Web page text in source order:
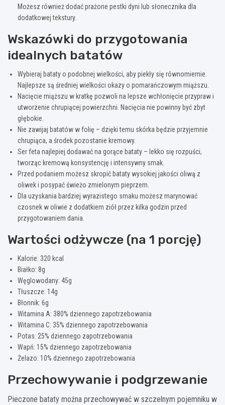
Możesz również dodać prażone pestki dyni lub słonecznika dla
dodatkowej tekstury.
Wskazówki do przygotowania
idealnych batatów
Wybieraj bataty o podobnej wielkości, aby piekły się równomiernie.
Najlepsze są średniej wielkości okazy o pomarańczowym miąższu.
Nacięcie miąższu w kratkę pozwoli na lepsze wchłonięcie przypraw i
utworzenie chrupiącej powierzchni. Nacięcia nie powinny być zbyt
głębokie.
Nie zawijaj batatów w folię – dzięki temu skórka będzie przyjemnie
chrupiąca, a środek pozostanie kremowy.
Ser feta najlepiej dodawać na gorące bataty – lekko się rozpuści,
tworząc kremową konsystencję i intensywny smak.
Przed podaniem możesz skropić bataty wysokiej jakości oliwą z
oliwek i posypać świeżo zmielonym pieprzem.
Dla uzyskania bardziej wyrazistego smaku możesz marynować
czosnek w oliwie z dodatkiem ziół przez kilka godzin przed
przygotowaniem dania.
Wartości odżywcze (na 1 porcję)
Kalorie: 320 kcal
Białko: 8g
Węglowodany: 45g
Tłuszcze: 14g
Błonnik: 6g
Witamina A: 380% dziennego zapotrzebowania
Witamina C: 35% dziennego zapotrzebowania
Potas: 25% dziennego zapotrzebowania
Wapń: 15% dziennego zapotrzebowania
Żelazo: 10% dziennego zapotrzebowania
Przechowywanie i podgrzewanie
Pieczone bataty można przechowywać w szczelnym pojemniku w